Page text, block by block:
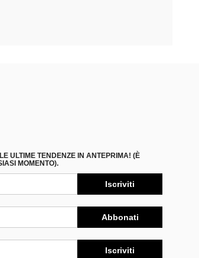
ULTIME TENDENZE IN ANTEPRIMA! (È
MOMENTO).
Iscriviti
Abbonati
Iscriviti